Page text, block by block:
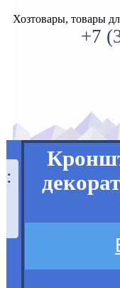
Хозтовары, товары
+7